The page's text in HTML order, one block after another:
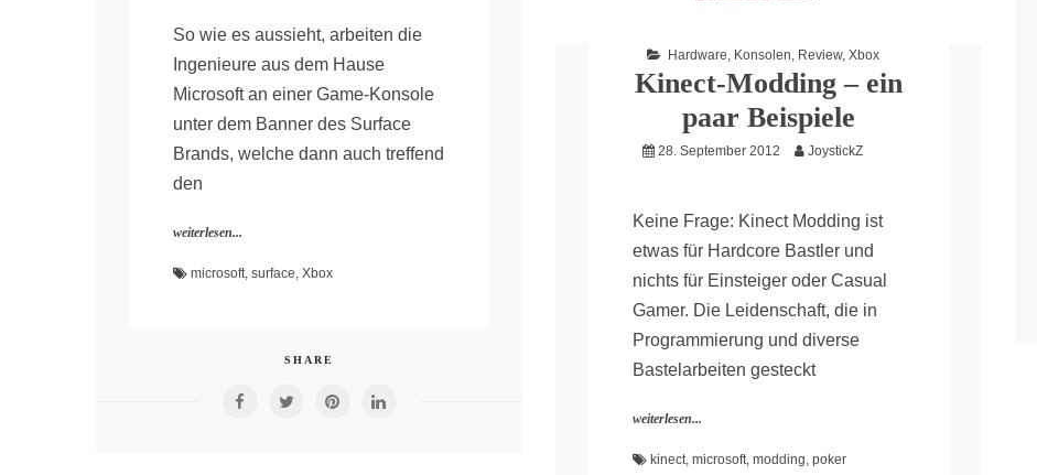
So wie es aussieht, arbeiten die
Ingenieure aus dem Hause
Microsoft an einer Game-Konsole
unter dem Banner des Surface
Brands, welche dann auch treffend
den
weiterlesen...
microsoft, surface, Xbox
SHARE
Hardware, Konsolen, Review, Xbox
Kinect-Modding – ein
paar Beispiele
28. September 2012 JoystickZ
Keine Frage: Kinect Modding ist
etwas für Hardcore Bastler und
nichts für Einsteiger oder Casual
Gamer. Die Leidenschaft, die in
Programmierung und diverse
Bastelarbeiten gesteckt
weiterlesen...
kinect, microsoft, modding, poker